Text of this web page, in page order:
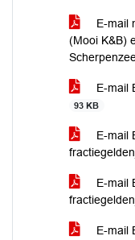
E-mail
(Mooi K&B)
E-mail
93 KB
E-mail
E-mail
E-mail